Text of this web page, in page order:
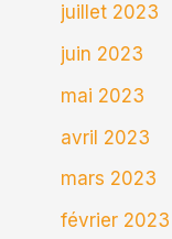
juillet 2023
juin 2023
mai 2023
avril 2023
mars 2023
février 2023